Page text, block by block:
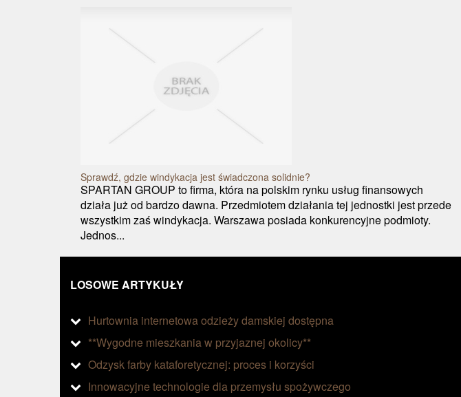
Sprawdź, gdzie windykacja jest świadczona solidnie?
SPARTAN GROUP to firma, która na polskim rynku usług finansowych
działa już od bardzo dawna. Przedmiotem działania tej jednostki jest przede
wszystkim zaś windykacja. Warszawa posiada konkurencyjne podmioty.
Jednos...
LOSOWE ARTYKUŁY
Hurtownia internetowa odzieży damskiej dostępna
**Wygodne mieszkania w przyjaznej okolicy**
Odzysk farby kataforetycznej: proces i korzyści
Innowacyjne technologie dla przemysłu spożywczego